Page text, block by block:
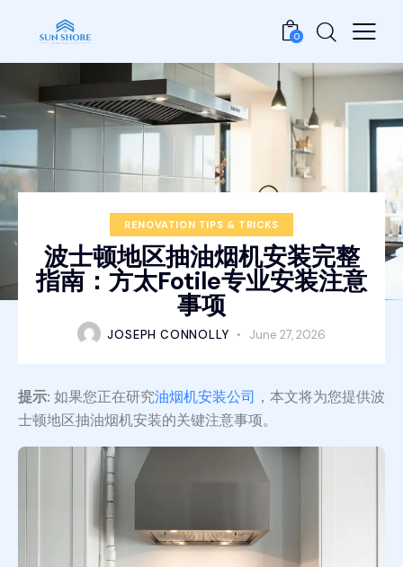
0
RENOVATION TIPS & TRICKS
波士顿地区抽油烟机安装完整
指南：方太Fotile专业安装注意
事项
JOSEPH CONNOLLY June 27, 2026
提示: 如果您正在研究油烟机安装公司 ，本文将为您提供波
士顿地区抽油烟机安装的关键注意事项。